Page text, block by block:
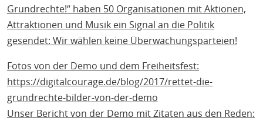
Grundrechte!“ haben 50 Organisationen mit Aktionen,
Attraktionen und Musik ein Signal an die Politik
gesendet: Wir wählen keine Überwachungsparteien!
Fotos von der Demo und dem Freiheitsfest:
https://digitalcourage.de/blog/2017/rettet-die-
grundrechte-bilder-von-der-demo
Unser Bericht von der Demo mit Zitaten aus den Reden: